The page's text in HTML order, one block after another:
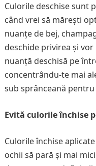
Culorile deschise sunt
când vrei să mărești
nuanțe de bej,
deschide privirea și
nuanță deschisă pe
concentrându-te mai
sub sprânceană
Evită culorile închise
Culorile închise
ochii să pară și mai